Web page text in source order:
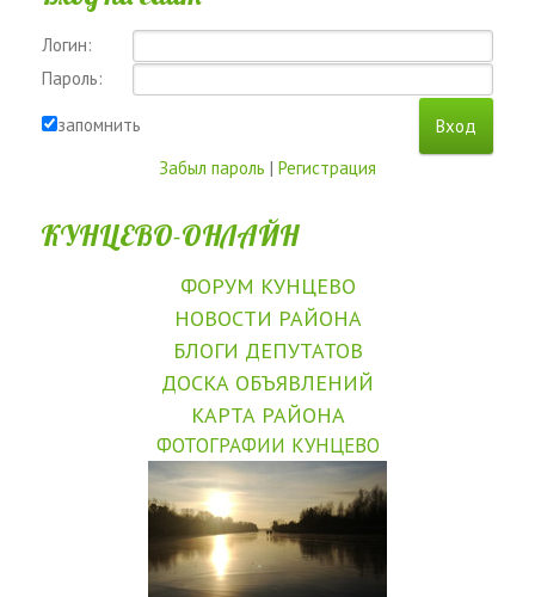
Логин:
Пароль:
запомнить
Забыл пароль | Регистрация
КУНЦЕВО-ОНЛАЙН
ФОРУМ КУНЦЕВО
НОВОСТИ РАЙОНА
БЛОГИ ДЕПУТАТОВ
ДОСКА ОБЪЯВЛЕНИЙ
КАРТА РАЙОНА
ФОТОГРАФИИ КУНЦЕВО